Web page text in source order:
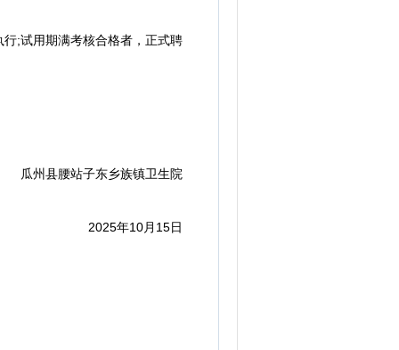
;试用期满考核合格者，正式聘
瓜州县腰站子东乡族镇卫生院
2025年10月15日